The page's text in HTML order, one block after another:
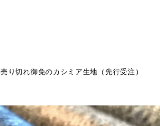
売り切れ御免のカシミア生地（先行受注）